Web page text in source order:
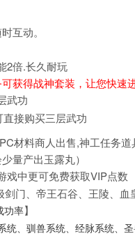
互动。
2倍.长久耐玩
获得战神套装，让您快速
武功
接购买三层武功
材料商人出售,神工任务道
量产出玉露丸）
戏中更可免费获取VIP点数
门、帝王石谷、王陵、血
功率】
统、驯兽系统、经脉系统、